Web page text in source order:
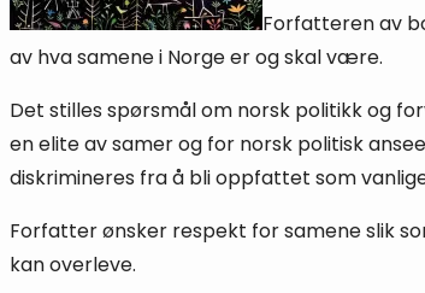
Forfatteren av
av hva samene i Norge er og skal være.
Det stilles spørsmål om norsk politikk og
en elite av samer og for norsk politisk
diskrimineres fra å bli oppfattet som
Forfatter ønsker respekt for samene slik
kan overleve.